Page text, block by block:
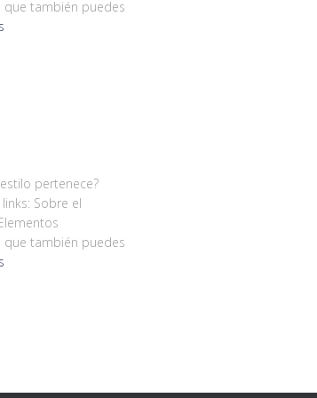
que también puedes
pertenece?
Sobre el
que también puedes